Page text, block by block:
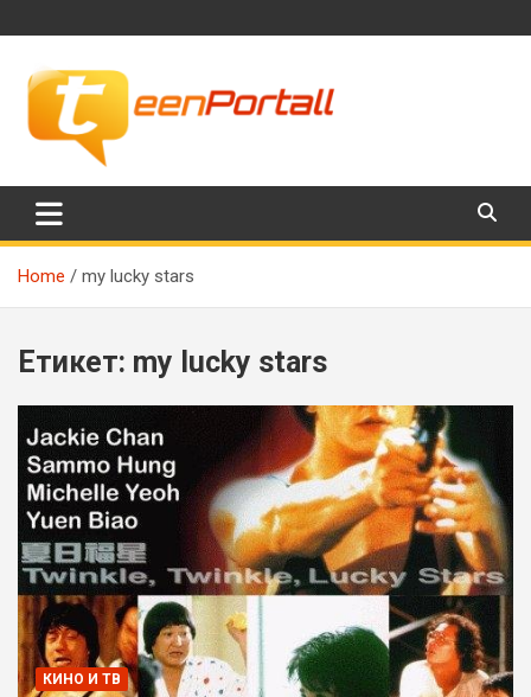
to
TeenPortall
Home my lucky stars
Етикет: my lucky stars
КИНО И ТВ